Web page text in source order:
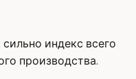
индекс всего
производства.